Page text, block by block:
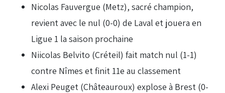
Nicolas Fauvergue (Metz), sacré champion,
revient avec le nul (0-0) de Laval et jouera en
Ligue 1 la saison prochaine
Niicolas Belvito (Créteil) fait match nul (1-1)
contre Nîmes et finit 11e au classement
Alexi Peuget (Châteauroux) explose à Brest (0-